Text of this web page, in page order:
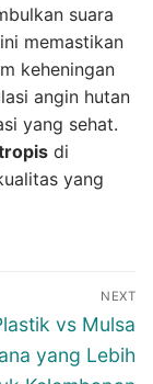
suara
memastikan
keheningan
angin hutan
yang sehat.
di
yang
NEXT
vs Mulsa
yang Lebih